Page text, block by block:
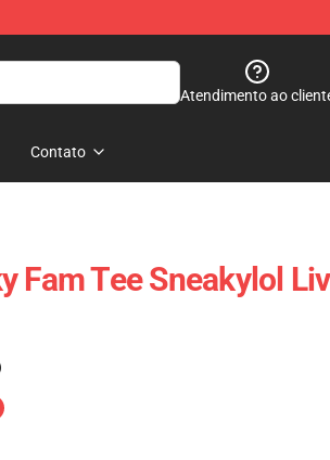
Atendimento ao
Contato
Fam Tee Sneakylol